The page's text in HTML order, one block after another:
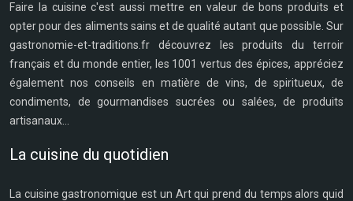
Faire la cuisine c'est aussi mettre en valeur de bons produits et
opter pour des aliments sains et de qualité autant que possible. Sur
gastronomie-et-traditions.fr découvrez les produits du terroir
français et du monde entier, les 1001 vertus des épices, appréciez
également nos conseils en matière de vins, de spiritueux, de
condiments, de gourmandises sucrées ou salées, de produits
artisanaux...
La cuisine du quotidien
La cuisine gastronomique est un Art qui prend du temps alors quid